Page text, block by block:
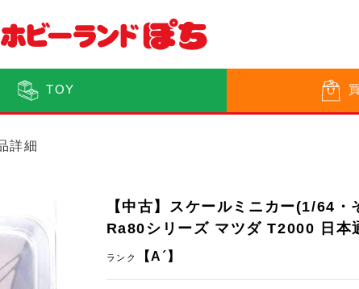
TOY
詳細
【中古】スケールミニカー(1/64
Ra80シリーズ マツダ T2000 日本
ランク 【A´】